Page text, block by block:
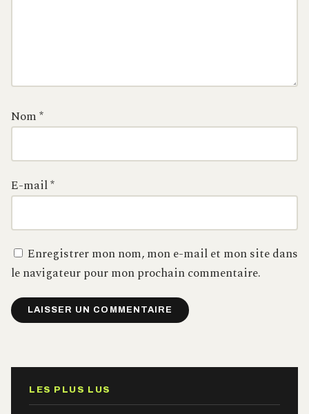
Nom*
E-mail*
Enregistrer mon nom, mon e-mail et mon site dans
le navigateur pour mon prochain commentaire.
LES PLUS LUS